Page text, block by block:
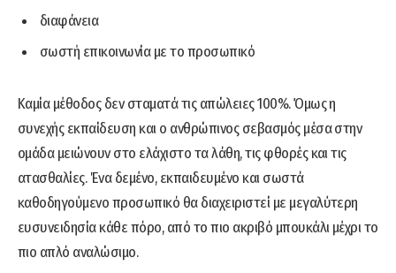
διαφάνεια
σωστή επικοινωνία με το προσωπικό
Καμία μέθοδος δεν σταματά τις απώλειες 100%. Όμως η
συνεχής εκπαίδευση και ο ανθρώπινος σεβασμός μέσα στην
ομάδα μειώνουν στο ελάχιστο τα λάθη, τις φθορές και τις
ατασθαλίες. Ένα δεμένο, εκπαιδευμένο και σωστά
καθοδηγούμενο προσωπικό θα διαχειριστεί με μεγαλύτερη
ευσυνειδησία κάθε πόρο, από το πιο ακριβό μπουκάλι μέχρι το
πιο απλό αναλώσιμο.